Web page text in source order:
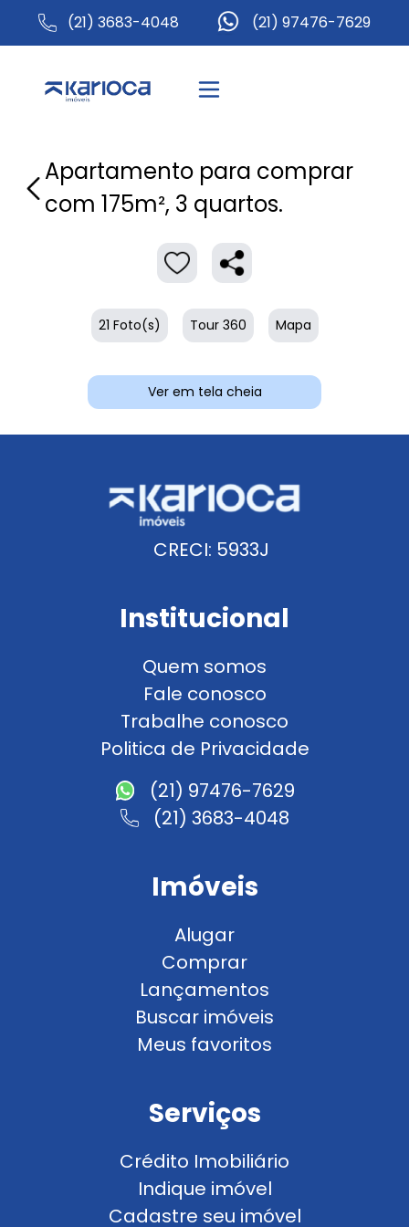
(21) 3683-4048 (21) 97476-7629
Apartamento para comprar
com 175m², 3 quartos.
21 Foto(s) Tour 360 Mapa
Ver em tela cheia
CRECI: 5933J
Institucional
Quem somos
Fale conosco
Trabalhe conosco
Politica de Privacidade
(21) 97476-7629
(21) 3683-4048
Imóveis
Alugar
Comprar
Lançamentos
Buscar imóveis
Meus favoritos
Serviços
Crédito Imobiliário
Indique imóvel
Cadastre seu imóvel